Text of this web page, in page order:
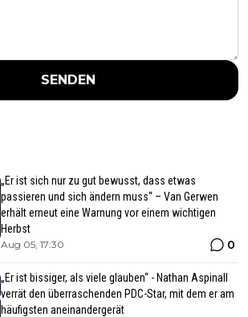
SENDEN
„Er ist sich nur zu gut bewusst, dass etwas
passieren und sich ändern muss“ – Van Gerwen
erhält erneut eine Warnung vor einem wichtigen
Herbst
Aug 05, 17:30 0
„Er ist bissiger, als viele glauben“ - Nathan Aspinall
verrät den überraschenden PDC-Star, mit dem er am
häufigsten aneinandergerät